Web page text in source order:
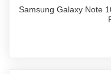
Samsung Galaxy Note